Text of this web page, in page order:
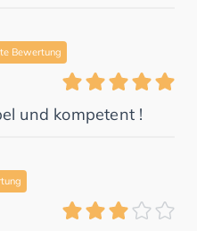
Bewertung
und kompetent !